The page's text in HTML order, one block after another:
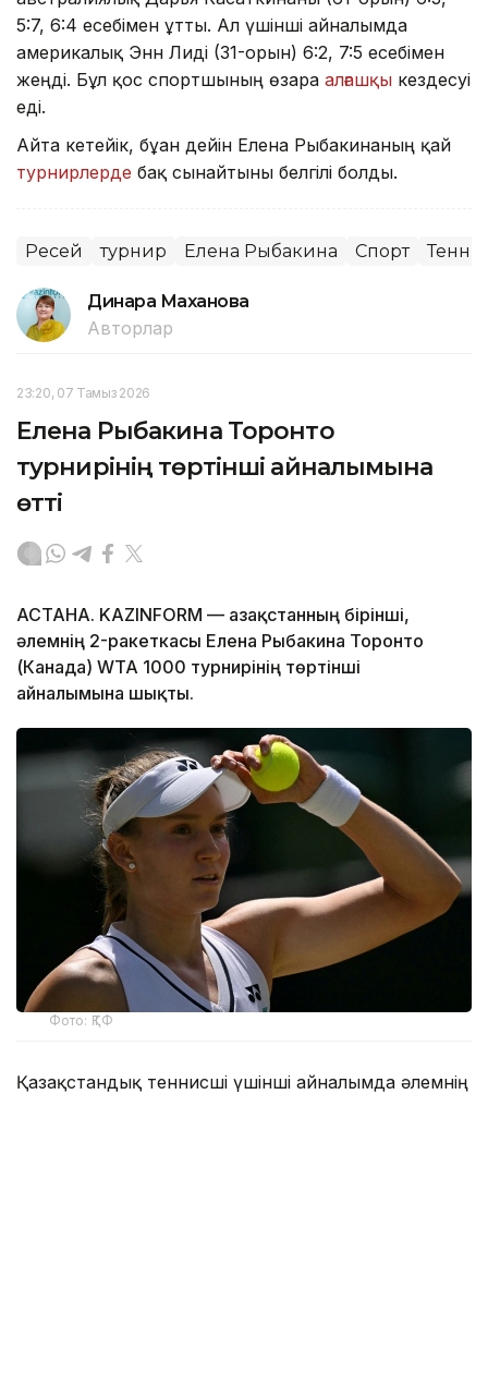
5:7, 6:4 есебімен ұтты. Ал үшінші айналымда
америкалық Энн Лиді (31-орын) 6:2, 7:5 есебімен
жеңді. Бұл қос спортшының өзара алғашқы кездесуі
еді.
Айта кетейік, бұған дейін Елена Рыбакинаның қай
турнирлерде бақ сынайтыны белгілі болды.
Ресей турнир Елена Рыбакина Спорт
Динара Маханова
Авторлар
23:20, 07 Тамыз 2026
Елена Рыбакина Торонто
турнирінің төртінші айналымына
өтті
АСТАНА. KAZINFORM — Қазақстанның бірінші,
әлемнің 2-ракеткасы Елена Рыбакина Торонто
(Канада) WTA 1000 турнирінің төртінші
айналымына шықты.
Фото: ҚТФ
Қазақстандық теннисші үшінші айналымда әлемнің